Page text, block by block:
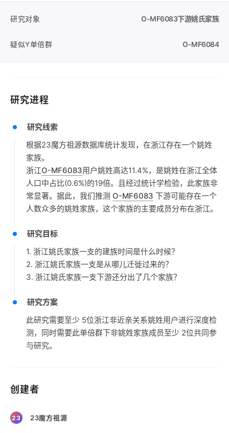
研究对象 O-MF6083下游姚氏家族
疑似Y单倍群 O-MF6084
研究进程
研究线索
根据23魔方祖源数据库统计发现，在浙江存在一个姚姓
家族。
浙江O-MF6083用户姚姓高达11.4%，是姚姓在浙江全体
人口中占比(0.6%)的19倍。且经过统计学检验，此家族非
常显著。据此，我们推测 O-MF6083 下游可能存在一个
人数众多的姚姓家族，这个家族的主要成员分布在浙江。
研究目标
1. 浙江姚氏家族一支的建族时间是什么时候？
2. 浙江姚氏家族一支是从哪儿迁徙过来的？
3. 浙江姚氏家族一支下游还分出了几个家族？
研究方案
此研究需要至少 5位浙江非近亲关系姚姓用户进行深度检
测，同时需要此单倍群下非姚姓家族成员至少 2位共同参
与研究。
创建者
23 23魔方祖源